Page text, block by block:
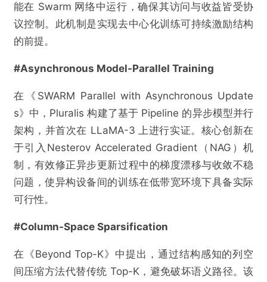
能在 Swarm 网络中运行，确保其访问与收益皆受协
议控制。此机制是实现去中心化训练可持续激励结构
的前提。
#Asynchronous Model-Parallel Training
在《SWARM Parallel with Asynchronous Update
s》中，Pluralis 构建了基于 Pipeline 的异步模型并行
架构，并首次在 LLaMA-3 上进行实证。核心创新在
于引入Nesterov Accelerated Gradient（NAG）机
制，有效修正异步更新过程中的梯度漂移与收敛不稳
问题，使异构设备间的训练在低带宽环境下具备实际
可行性。
#Column-Space Sparsification
在《Beyond Top-K》中提出，通过结构感知的列空
间压缩方法代替传统 Top-K，避免破坏语义路径。该